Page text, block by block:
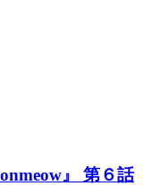
』 第６話